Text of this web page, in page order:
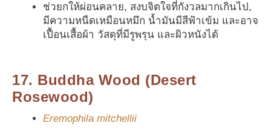
ช่วยกให้ผ่อนคลาย, สงบจิตใจที่กังวลมากเกินไป,
มีความหนืดเหมือนหมึก น้ำมันมีสีฟ้าเข้ม และอาจ
เปื้อนเสื้อผ้า วัสดุที่มีรูพรุน และผิวหนังได้
17. Buddha Wood (Desert
Rosewood)
Eremophila mitchellii